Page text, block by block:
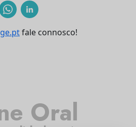
fale connosco!
Oral